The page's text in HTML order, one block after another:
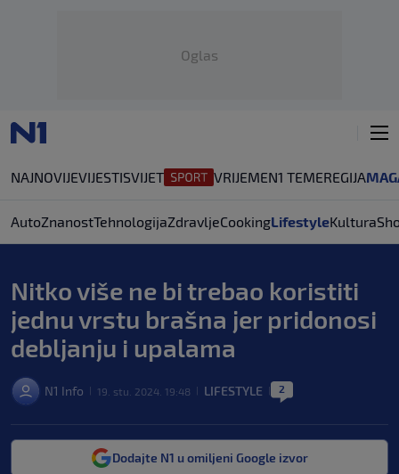
Oglas
NAJNOVIJEVIJESTISVIJET VRIJEMEN1 TEMEREGIJA
AutoZnanostTehnologijaZdravljeCookingLifestyleKultura
Nitko više ne bi trebao koristiti
jednu vrstu brašna jer pridonosi
debljanju i upalama
N1 Info 19. stu. 2024. 19:48 LIFESTYLE 2
Dodajte N1 u omiljeni Google izvor